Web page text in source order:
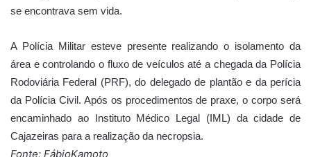
se encontrava sem vida.
A Polícia Militar esteve presente realizando o isolamento da
área e controlando o fluxo de veículos até a chegada da Polícia
Rodoviária Federal (PRF), do delegado de plantão e da perícia
da Polícia Civil. Após os procedimentos de praxe, o corpo será
encaminhado ao Instituto Médico Legal (IML) da cidade de
Cajazeiras para a realização da necropsia.
Fonte: FábioKamoto